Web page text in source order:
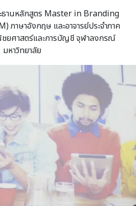
ธานหลักสูตร Master in Branding
าษาอังกฤษ และอาจารย์ประจำภาค
ยศาสตร์และการบัญชี จุฬาลงกรณ์
มหาวิทยาลัย